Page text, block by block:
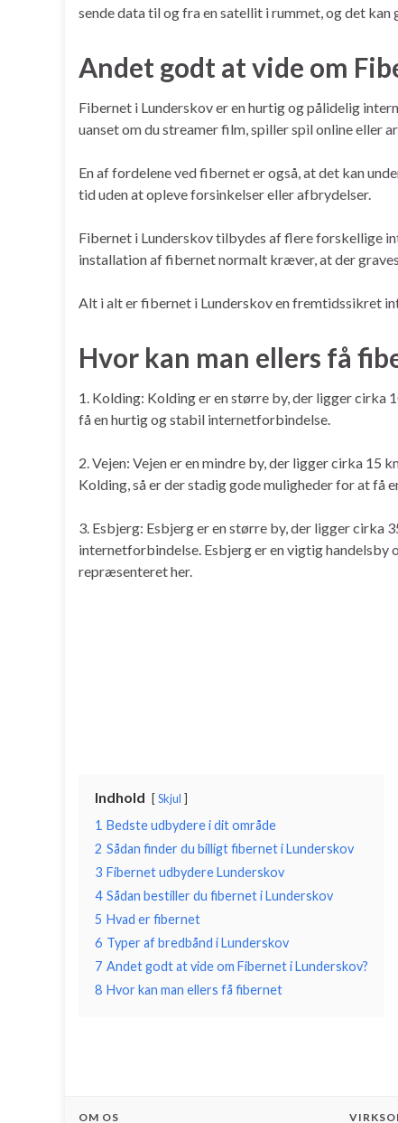
sende data til og fra en satellit i rummet, og det
Andet godt at vide om
Fibernet i Lunderskov er en hurtig og pålidelig
uanset om du streamer film, spiller spil online eller
En af fordelene ved fibernet er også, at det kan
tid uden at opleve forsinkelser eller afbrydelser.
Fibernet i Lunderskov tilbydes af flere forskellige
installation af fibernet normalt kræver, at der
Alt i alt er fibernet i Lunderskov en fremtidssikret
Hvor kan man ellers få
1. Kolding: Kolding er en større by, der ligger cirka
få en hurtig og stabil internetforbindelse.
2. Vejen: Vejen er en mindre by, der ligger cirka
Kolding, så er der stadig gode muligheder for at få
3. Esbjerg: Esbjerg er en større by, der ligger cirka
internetforbindelse. Esbjerg er en vigtig
repræsenteret her.
Indhold Skjul
1 Bedste udbydere i dit område
2 Sådan finder du billigt fibernet i Lunderskov
3 Fibernet udbydere Lunderskov
4 Sådan bestiller du fibernet i Lunderskov
5 Hvad er fibernet
6 Typer af bredbånd i Lunderskov
7 Andet godt at vide om Fibernet i Lunderskov?
8 Hvor kan man ellers få fibernet
OM OS